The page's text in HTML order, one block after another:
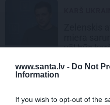
www.santa.lv - Do Not
Information
If you wish to opt-out of the
vēl būs